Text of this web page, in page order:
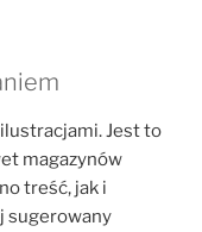
Jest to
magazynów
treść, jak i
sugerowany